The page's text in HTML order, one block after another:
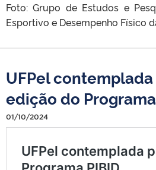
Foto: Grupo de Estudos e
Esportivo e Desempenho Físico
UFPel
edição do
01/10/2024